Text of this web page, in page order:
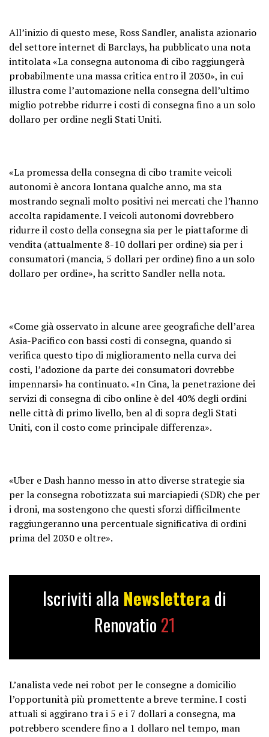
All’inizio di questo mese, Ross Sandler, analista azionario
del settore internet di Barclays, ha pubblicato una nota
intitolata «La consegna autonoma di cibo raggiungerà
probabilmente una massa critica entro il 2030», in cui
illustra come l’automazione nella consegna dell’ultimo
miglio potrebbe ridurre i costi di consegna fino a un solo
dollaro per ordine negli Stati Uniti.
«La promessa della consegna di cibo tramite veicoli
autonomi è ancora lontana qualche anno, ma sta
mostrando segnali molto positivi nei mercati che l’hanno
accolta rapidamente. I veicoli autonomi dovrebbero
ridurre il costo della consegna sia per le piattaforme di
vendita (attualmente 8-10 dollari per ordine) sia per i
consumatori (mancia, 5 dollari per ordine) fino a un solo
dollaro per ordine», ha scritto Sandler nella nota.
«Come già osservato in alcune aree geografiche dell’area
Asia-Pacifico con bassi costi di consegna, quando si
verifica questo tipo di miglioramento nella curva dei
costi, l’adozione da parte dei consumatori dovrebbe
impennarsi» ha continuato. «In Cina, la penetrazione dei
servizi di consegna di cibo online è del 40% degli ordini
nelle città di primo livello, ben al di sopra degli Stati
Uniti, con il costo come principale differenza».
«Uber e Dash hanno messo in atto diverse strategie sia
per la consegna robotizzata sui marciapiedi (SDR) che per
i droni, ma sostengono che questi sforzi difficilmente
raggiungeranno una percentuale significativa di ordini
prima del 2030 e oltre».
Iscriviti alla Newslettera di
Renovatio 21
L’analista vede nei robot per le consegne a domicilio
l’opportunità più promettente a breve termine. I costi
attuali si aggirano tra i 5 e i 7 dollari a consegna, ma
potrebbero scendere fino a 1 dollaro nel tempo, man